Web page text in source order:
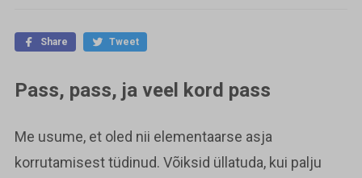
Share Tweet
Pass, pass, ja veel kord pass
Me usume, et oled nii elementaarse asja
korrutamisest tüdinud. Võiksid üllatuda, kui palju